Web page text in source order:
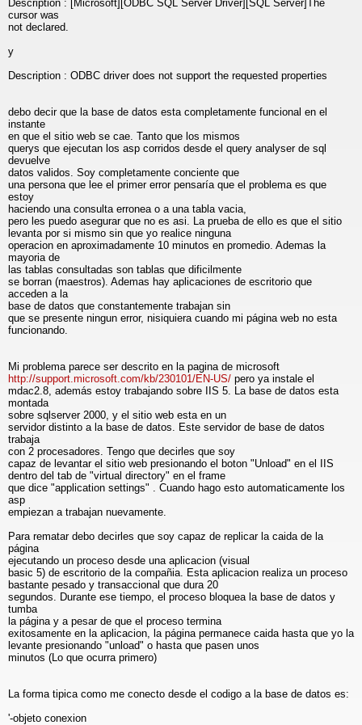
Description : [Microsoft][ODBC SQL Server Driver][SQL Server]The
cursor was
not declared.
y
Description : ODBC driver does not support the requested properties
debo decir que la base de datos esta completamente funcional en el
instante
en que el sitio web se cae. Tanto que los mismos
querys que ejecutan los asp corridos desde el query analyser de sql
devuelve
datos validos. Soy completamente conciente que
una persona que lee el primer error pensaría que el problema es que
estoy
haciendo una consulta erronea o a una tabla vacia,
pero les puedo asegurar que no es asi. La prueba de ello es que el sitio
levanta por si mismo sin que yo realice ninguna
operacion en aproximadamente 10 minutos en promedio. Ademas la
mayoria de
las tablas consultadas son tablas que dificilmente
se borran (maestros). Ademas hay aplicaciones de escritorio que
acceden a la
base de datos que constantemente trabajan sin
que se presente ningun error, nisiquiera cuando mi página web no esta
funcionando.
Mi problema parece ser descrito en la pagina de microsoft
http://support.microsoft.com/kb/230101/EN-US/ pero ya instale el
mdac2.8, además estoy trabajando sobre IIS 5. La base de datos esta
montada
sobre sqlserver 2000, y el sitio web esta en un
servidor distinto a la base de datos. Este servidor de base de datos
trabaja
con 2 procesadores. Tengo que decirles que soy
capaz de levantar el sitio web presionando el boton "Unload" en el IIS
dentro del tab de "virtual directory" en el frame
que dice "application settings" . Cuando hago esto automaticamente los
asp
empiezan a trabajan nuevamente.
Para rematar debo decirles que soy capaz de replicar la caida de la
página
ejecutando un proceso desde una aplicacion (visual
basic 5) de escritorio de la compañia. Esta aplicacion realiza un proceso
bastante pesado y transaccional que dura 20
segundos. Durante ese tiempo, el proceso bloquea la base de datos y
tumba
la página y a pesar de que el proceso termina
exitosamente en la aplicacion, la página permanece caida hasta que yo la
levante presionando "unload" o hasta que pasen unos
minutos (Lo que ocurra primero)
La forma tipica como me conecto desde el codigo a la base de datos es:
'-objeto conexion